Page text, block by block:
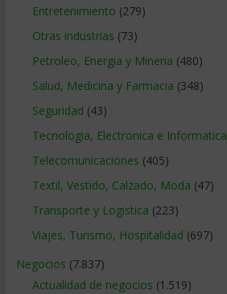
Entretenimiento (279)
Otras industrias (73)
Petroleo, Energia y Mineria (480)
Salud, Medicina y Farmacia (348)
Seguridad (43)
Tecnologia, Electronica e Informatica
Telecomunicaciones (405)
Textil, Vestido, Calzado, Moda (47)
Transporte y Logistica (223)
Viajes, Turismo, Hospitalidad (697)
Negocios (7.837)
Actualidad de negocios (1.519)